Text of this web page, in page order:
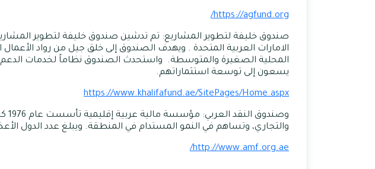
https://agfund.org/
الامارات العربية المتحدة . ويهدف الصندوق إلى خلق جيل من رواد
المحلية الصغيرة والمتوسطة. واستحدث الصندوق نظاماً لخدمات الدعم
يسعون إلى توسعة استثماراتهم.
https://www.khalifafund.ae/SitePages/Home.aspx
والتجاري، وتساهم في النمو المستدام في المنطقة. ويبلغ عدد الدول الأعضاء فيها 22
http://www.amf.org.ae/